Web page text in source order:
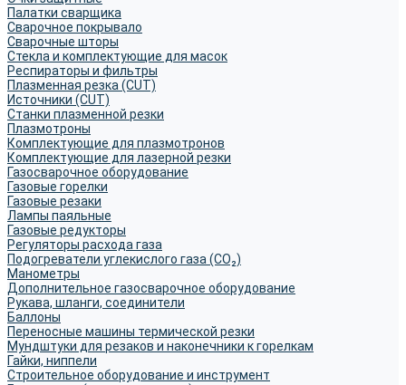
Палатки сварщика
Сварочное покрывало
Сварочные шторы
Стекла и комплектующие для масок
Респираторы и фильтры
Плазменная резка (CUT)
Источники (CUT)
Станки плазменной резки
Плазмотроны
Комплектующие для плазмотронов
Комплектующие для лазерной резки
Газосварочное оборудование
Газовые горелки
Газовые резаки
Лампы паяльные
Газовые редукторы
Регуляторы расхода газа
Подогреватели углекислого газа (CO₂)
Манометры
Дополнительное газосварочное оборудование
Рукава, шланги, соединители
Баллоны
Переносные машины термической резки
Мундштуки для резаков и наконечники к горелкам
Гайки, ниппели
Строительное оборудование и инструмент